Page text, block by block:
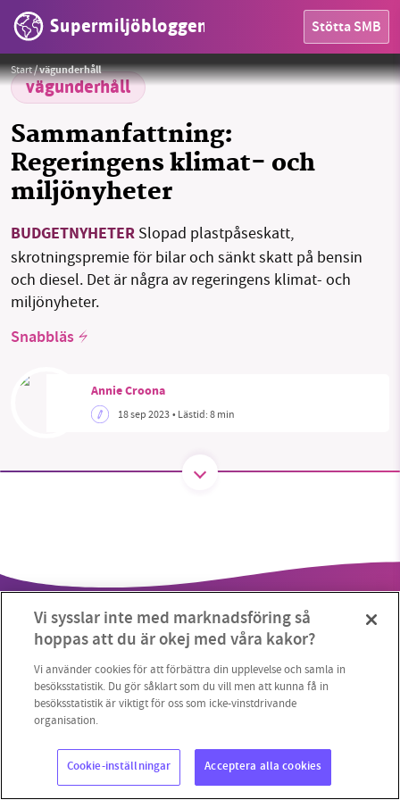
Supermiljöbloggen Stötta SMB
OMRÅDEN
MILJÖFAKTA
OM OSS
Sök Sparade inlägg
Facebook Instagram BlueSky
Start/vägunderhåll
vägunderhåll
Sammanfattning:
Regeringens klimat- och
miljönyheter
BUDGETNYHETER Slopad plastpåseskatt,
skrotningspremie för bilar och sänkt skatt på bensin
och diesel. Det är några av regeringens klimat- och
miljönyheter.
Snabbläs
Annie Croona
18 sep 2023• Lästid:8 min
Magnus Liljegren/Regeringskansliet
Copyright 2023 © Supermiljöbloggen Cookieinställningar
SMB kämpar för en hållbar framtid. Sedan
utveckla vårt arbete – och vi hoppas att du
vill hjälpa oss.
Stötta vårt arbete genom att swisha en slant till
1231368703
Läs vad vi vill göra
Vi sysslar inte med marknadsföring så
hoppas att du är okej med våra kakor?
Vi använder cookies för att förbättra din upplevelse och samla in
besöksstatistik. Du gör såklart som du vill men att kunna få in
besöksstatistik är viktigt för oss som icke-vinstdrivande
organisation.
Cookie-inställningar Acceptera alla cookies